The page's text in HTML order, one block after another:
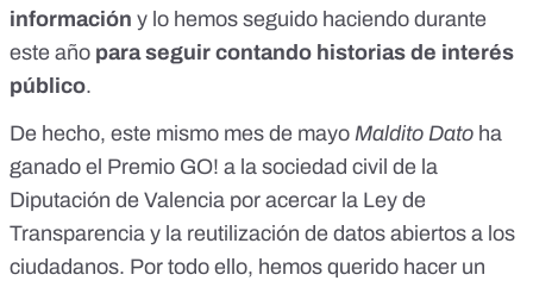
información y lo hemos seguido haciendo durante
este año para seguir contando historias de interés
público.
De hecho, este mismo mes de mayo Maldito Dato ha
ganado el Premio GO! a la sociedad civil de la
Diputación de Valencia por acercar la Ley de
Transparencia y la reutilización de datos abiertos a los
ciudadanos. Por todo ello, hemos querido hacer un